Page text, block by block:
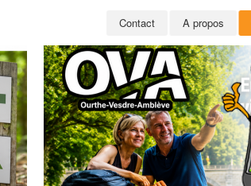
Contact A propos